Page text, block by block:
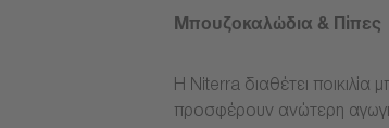
Μπουζοκαλώδια & Πίπες
Η Niterra διαθέτει
προσφέρουν ανώτερη